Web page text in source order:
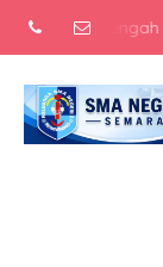
menengah